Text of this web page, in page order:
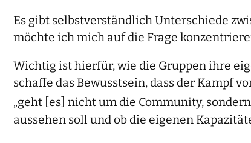
Es gibt selbstverständlich Unterschiede
möchte ich mich auf die Frage
Wichtig ist hierfür, wie die Gruppen ihre
schaffe das Bewusstsein, dass der Kampf
„geht [es] nicht um die Community,
aussehen soll und ob die eigenen